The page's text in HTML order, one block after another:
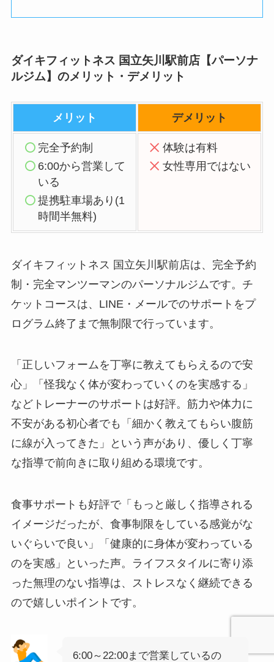
ダイキフィットネス 国立矢川駅前店【パーソナ
ルジム】のメリット・デメリット
メリット デメリット
完全予約制
6:00から営業して
いる
提携駐車場あり(1
時間半無料)
体験は有料
女性専用ではない
ダイキフィットネス 国立矢川駅前店は、完全予約
制・完全マンツーマンのパーソナルジムです。チ
ケットコースは、LINE・メールでのサポートをプ
ログラム終了まで無制限で行っています。
「正しいフォームを丁寧に教えてもらえるので安
心」「怪我なく体が変わっていくのを実感する」
などトレーナーのサポートは好評。筋力や体力に
不安がある初心者でも「細かく教えてもらい腹筋
に線が入ってきた」という声があり、優しく丁寧
な指導で前向きに取り組める環境です。
食事サポートも好評で「もっと厳しく指導される
イメージだったが、食事制限をしている感覚がな
いぐらいで良い」「健康的に身体が変わっている
のを実感」といった声。ライフスタイルに寄り添
った無理のない指導は、ストレスなく継続できる
ので嬉しいポイントです。
6:00～22:00まで営業しているの